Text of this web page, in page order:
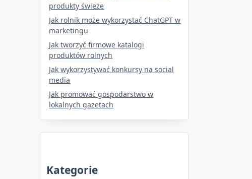
produkty świeże
Jak rolnik może wykorzystać ChatGPT w
marketingu
Jak tworzyć firmowe katalogi
produktów rolnych
Jak wykorzystywać konkursy na social
media
Jak promować gospodarstwo w
lokalnych gazetach
Kategorie